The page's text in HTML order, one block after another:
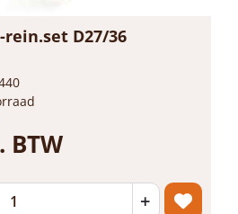
D27/36
BTW
+